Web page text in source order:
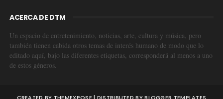
ACERCA DE DTM
Un espacio de entretenimiento, noticias, arte, cultura y música, pero
también tienen cabida otros temas de interés humano de modo que lo
editado aquí, bajo las diferentes etiquetas, corresponderá al menos a uno
de estos géneros.